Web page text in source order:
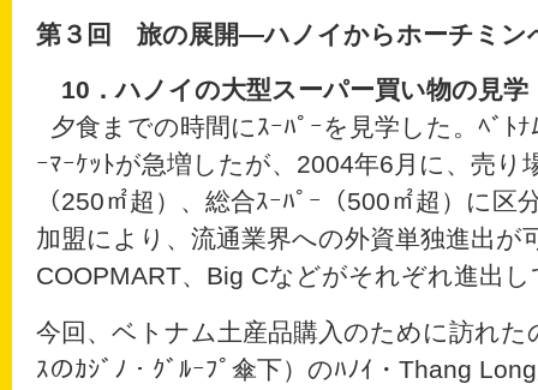
第３回 旅の展開―ハノイからホーチミン
10 ．ハノイの大型スーパー買い物の見学
夕食までの時間にｽｰﾊﾟｰを見学した。ﾍﾞﾄ
ｰﾏｰｹｯﾄが急増したが、2004年6月に、売り
（250㎡超）、総合ｽｰﾊﾟｰ（500㎡超）に
加盟により、流通業界への外資単独進出が
COOPMART、Big Cなどがそれぞれ進出
今回、ベトナム土産品購入のために訪れた
ｽのｶｼﾞﾉ・ｸﾞﾙｰﾌﾟ傘下）のﾊﾉｲ・Thang